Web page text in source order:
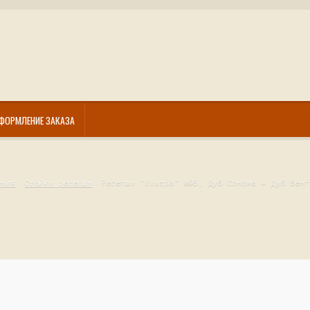
ЗАКАЗА
Стойки ресепшн Ресепшн "Ультра" №9Б, Дуб Сонома + Дуб